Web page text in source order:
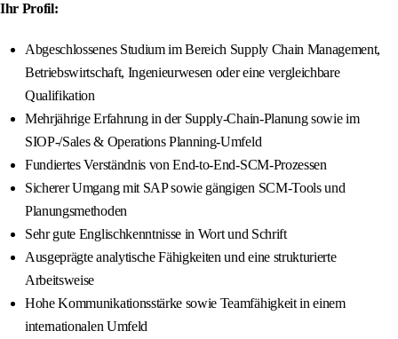
Ihr Profil:
Abgeschlossenes Studium im Bereich Supply Chain Management,
Betriebswirtschaft, Ingenieurwesen oder eine vergleichbare
Qualifikation
Mehrjährige Erfahrung in der Supply-Chain-Planung sowie im
SIOP-/Sales & Operations Planning-Umfeld
Fundiertes Verständnis von End-to-End-SCM-Prozessen
Sicherer Umgang mit SAP sowie gängigen SCM-Tools und
Planungsmethoden
Sehr gute Englischkenntnisse in Wort und Schrift
Ausgeprägte analytische Fähigkeiten und eine strukturierte
Arbeitsweise
Hohe Kommunikationsstärke sowie Teamfähigkeit in einem
internationalen Umfeld